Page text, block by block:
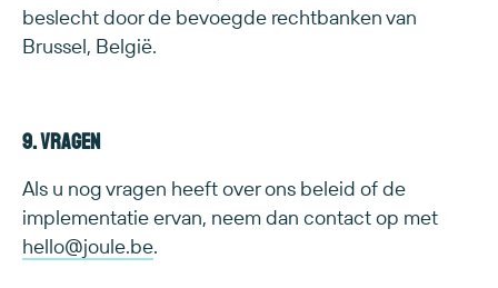
beslecht door de bevoegde rechtbanken van
Brussel, België.
9. Vragen
Als u nog vragen heeft over ons beleid of de
implementatie ervan, neem dan contact op met
hello@joule.be.